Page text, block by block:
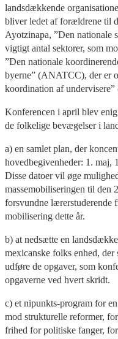
landsdækkende
bliver ledet af forældrene til
Ayotzinapa, ”Den nationale
vigtigt antal sektorer, som
”Den nationale
byerne” (ANATCC), der er
koordination af
Konferencen i april blev
de folkelige bevægelser i
a) en samlet plan, der
hovedbegivenheder: 1. maj,
Disse datoer vil øge
massemobiliseringen til den
forsvundne lærerstuderende
mobilisering dette år.
b) at nedsætte en
mexicanske folks enhed,
udføre de opgaver, som
opgaverne ved hvert skridt.
c) et nipunkts-program for
mod strukturelle reformer,
frihed for politiske fanger,